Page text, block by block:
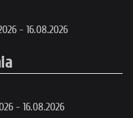
- 16.08.2026
- 16.08.2026